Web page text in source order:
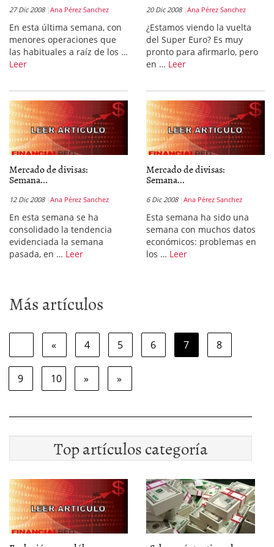
27 Dic 2008 Ana Pérez Sanchez
En esta última semana, con
menores operaciones que
las habituales a raíz de los …
Leer
20 Dic 2008 Ana Pérez Sanchez
¿Estamos viendo la vuelta
del Super Euro? Es muy
pronto para afirmarlo, pero
en … Leer
Mercado de divisas:
Semana...
12 Dic 2008 Ana Pérez Sanchez
En esta semana se ha
consolidado la tendencia
evidenciada la semana
pasada, en … Leer
Mercado de divisas:
Semana...
6 Dic 2008 Ana Pérez Sanchez
Esta semana ha sido una
semana con muchos datos
económicos: problemas en
los … Leer
Más artículos
« 4 5 6 7 8
9 10 » »
Top artículos categoría